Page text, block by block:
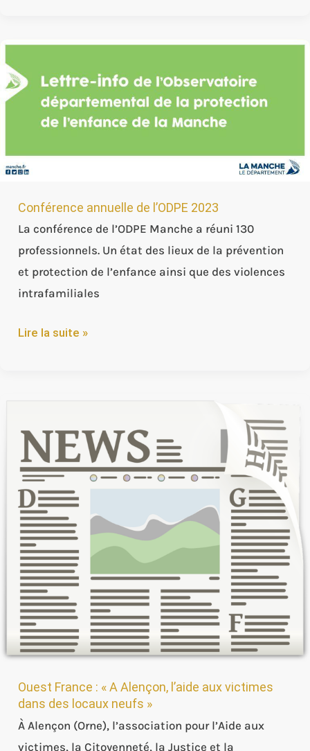
Conférence annuelle de l’ODPE 2023
La conférence de l’ODPE Manche a réuni 130
professionnels. Un état des lieux de la prévention
et protection de l’enfance ainsi que des violences
intrafamiliales
Conférence
annuelle
de
l’ODPE
Lire la suite »
Ouest France : « A Alençon, l’aide aux victimes
dans des locaux neufs »
À Alençon (Orne), l’association pour l’Aide aux
victimes, la Citoyenneté, la Justice et la
« A
Alençon,
l’aide
aux
victimes
dans
des
locaux
neufs »